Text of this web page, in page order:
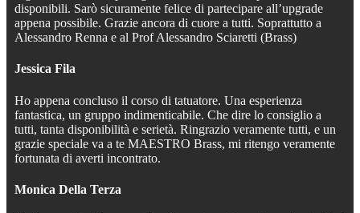
disponibili. Sarò sicuramente felice di partecipare all’upgrade
appena possibile. Grazie ancora di cuore a tutti. Soprattutto a
Alessandro Renna e al Prof Alessandro Sciaretti (Brass)
Jessica Fila
Ho appena concluso il corso di tatuatore. Una esperienza
fantastica, un gruppo indimenticabile. Che dire lo consiglio a
tutti, tanta disponibilità e serietà. Ringrazio veramente tutti, e un
grazie speciale va a te MAESTRO Brass, mi ritengo veramente
fortunata di averti incontrato.
Monica Della Terza